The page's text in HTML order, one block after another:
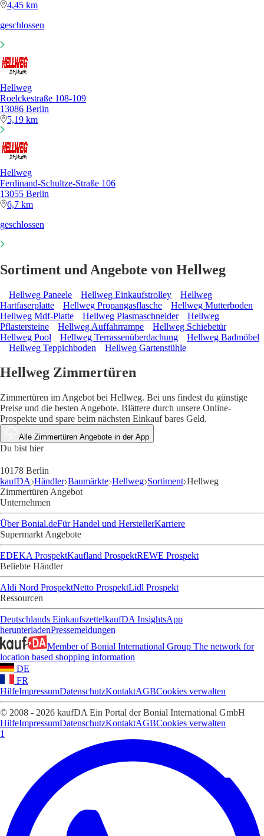
4,45 km
geschlossen
Hellweg
Roelckestraße 108-109
13086 Berlin
5,19 km
Hellweg
Ferdinand-Schultze-Straße 106
13055 Berlin
6,7 km
geschlossen
Sortiment und Angebote von Hellweg
Hellweg Paneele Hellweg Einkaufstrolley
Hellweg
Hartfaserplatte
Hellweg Propangasflasche
Hellweg Mutterboden
Hellweg Mdf-Platte
Hellweg Plasmaschneider
Hellweg
Pflastersteine
Hellweg Auffahrrampe
Hellweg Schiebetür
Hellweg Pool
Hellweg Terrassenüberdachung
Hellweg Badmöbel
Hellweg Teppichboden
Hellweg Gartenstühle
Hellweg Zimmertüren
Zimmertüren im Angebot bei Hellweg. Bei uns findest du günstige
Preise und die besten Angebote. Blättere durch unsere Online-
Prospekte und spare beim nächsten Einkauf bares Geld.
Alle Zimmertüren Angebote in der App
Du bist hier
10178 Berlin
kaufDA Händler Baumärkte Hellweg Sortiment Hellweg
Zimmertüren Angebot
Unternehmen
Über Bonial.deFür Handel und HerstellerKarriere
Supermarkt Angebote
EDEKA ProspektKaufland ProspektREWE Prospekt
Beliebte Händler
Aldi Nord ProspektNetto ProspektLidl Prospekt
Ressourcen
Deutschlands EinkaufszettelkaufDA InsightsApp
herunterladenPressemeldungen
Member of Bonial International Group The network for
location based shopping information
DE
FR
HilfeImpressumDatenschutzKontaktAGBCookies verwalten
© 2008 - 2026 kaufDA Ein Portal der Bonial International GmbH
HilfeImpressumDatenschutzKontaktAGBCookies verwalten
1